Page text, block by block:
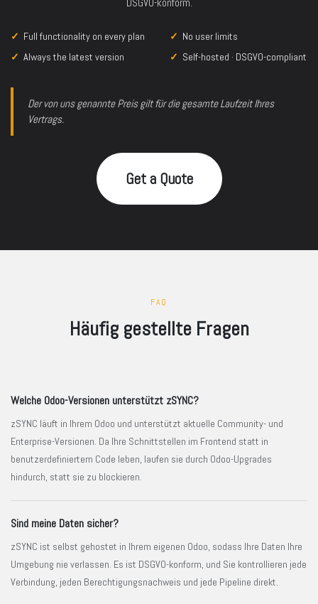
✓ Full functionality on every plan ✓ No user limits
✓ Always the latest version ✓ Self-hosted · DSGVO-compliant
Der von uns genannte Preis gilt für die gesamte Laufzeit Ihres
Vertrags.
Get a Quote
FAQ
Häufig gestellte Fragen
Welche Odoo-Versionen unterstützt zSYNC?
zSYNC läuft in Ihrem Odoo und unterstützt aktuelle Community- und
Enterprise-Versionen. Da Ihre Schnittstellen im Frontend statt in
benutzerdefiniertem Code leben, laufen sie durch Odoo-Upgrades
hindurch, statt sie zu blockieren.
Sind meine Daten sicher?
zSYNC ist selbst gehostet in Ihrem eigenen Odoo, sodass Ihre Daten Ihre
Umgebung nie verlassen. Es ist DSGVO-konform, und Sie kontrollieren jede
Verbindung, jeden Berechtigungsnachweis und jede Pipeline direkt.